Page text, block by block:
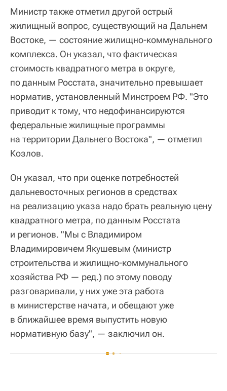
Министр также отметил другой острый
жилищный вопрос, существующий на Дальнем
Востоке, — состояние жилищно-коммунального
комплекса. Он указал, что фактическая
стоимость квадратного метра в округе,
по данным Росстата, значительно превышает
норматив, установленный Минстроем РФ. "Это
приводит к тому, что недофинансируются
федеральные жилищные программы
на территории Дальнего Востока", — отметил
Козлов.
Он указал, что при оценке потребностей
дальневосточных регионов в средствах
на реализацию указа надо брать реальную цену
квадратного метра, по данным Росстата
и регионов. "Мы с Владимиром
Владимировичем Якушевым (министр
строительства и жилищно-коммунального
хозяйства РФ — ред.) по этому поводу
разговаривали, у них уже эта работа
в министерстве начата, и обещают уже
в ближайшее время выпустить новую
нормативную базу", — заключил он.